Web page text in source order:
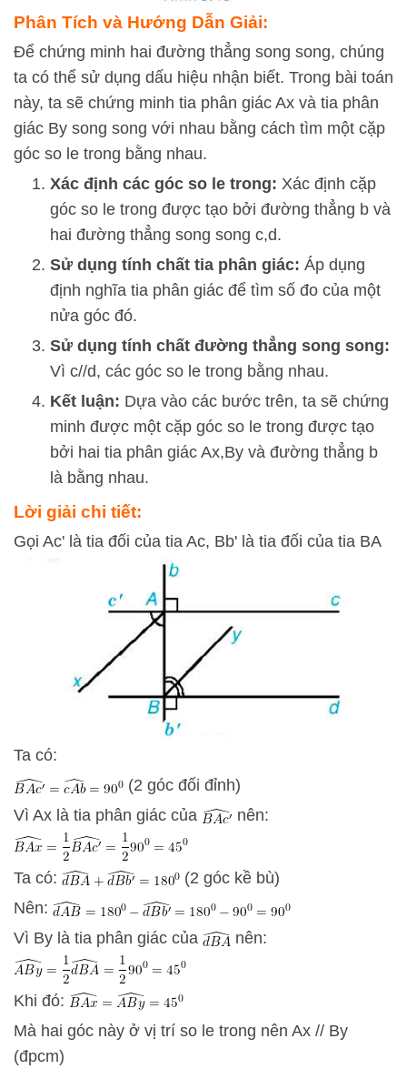
Phân Tích và Hướng Dẫn Giải:
Để chứng minh hai đường thẳng song song, chúng
ta có thể sử dụng dấu hiệu nhận biết. Trong bài toán
này, ta sẽ chứng minh tia phân giác Ax và tia phân
giác By song song với nhau bằng cách tìm một cặp
góc so le trong bằng nhau.
Xác định các góc so le trong: Xác định cặp
góc so le trong được tạo bởi đường thẳng b và
hai đường thẳng song song c,d.
Sử dụng tính chất tia phân giác: Áp dụng
định nghĩa tia phân giác để tìm số đo của một
nửa góc đó.
Sử dụng tính chất đường thẳng song song:
Vì c//d, các góc so le trong bằng nhau.
Kết luận: Dựa vào các bước trên, ta sẽ chứng
minh được một cặp góc so le trong được tạo
bởi hai tia phân giác Ax,By và đường thẳng b
là bằng nhau.
Lời giải chi tiết:
Gọi Ac' là tia đối của tia Ac, Bb' là tia đối của tia BA
Ta có:
(2 góc đối đỉnh)
Vì Ax là tia phân giác của
nên:
Ta có:
(2 góc kề bù)
Nên:
Vì By là tia phân giác của
nên:
Khi đó:
Mà hai góc này ở vị trí so le trong nên Ax // By
(đpcm)